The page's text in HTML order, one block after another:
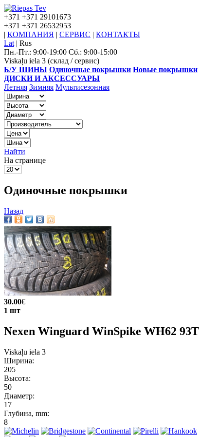
+371 +371 29101673
+371 +371 26532953
| КОМПАНИЯ | СЕРВИС | КОНТАКТЫ
Lat | Rus
Пн.-Пт.: 9:00-19:00 Сб.: 9:00-15:00
Viskaļu iela 3 (склад / сервис)
Б/У ШИНЫ Одиночные покрышки Новые покрышки
ДИСКИ И АКСЕССУАРЫ
Летняя Зимняя Мультисезонная
Найти
На странице
Одиночные покрышки
Назад
30.00€
1 шт
Nexen Winguard WinSpike WH62 93T
Viskaļu iela 3
Ширина:
205
Высота:
50
Диаметр:
17
Глубина, mm:
8